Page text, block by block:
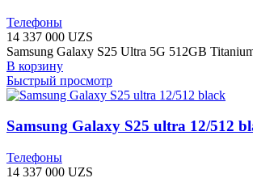
Телефоны
14 337 000 UZS
Samsung Galaxy S25 Ultra 5G 512GB
В корзину
Быстрый просмотр
Samsung Galaxy S25 ultra 12/512
Телефоны
14 337 000 UZS